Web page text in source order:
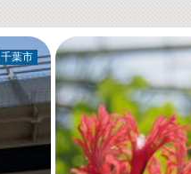
千葉市